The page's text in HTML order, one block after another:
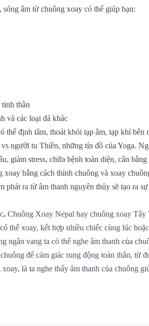
âm từ chuông xoay có thể giúp bạn:
thần
và các loại đá khác
thể định tâm, thoát khỏi tạp âm, tạp khí
người tu Thiền, những tín đồ của Yoga.
giảm stress, chữa bệnh toàn diện, cân
bằng cách thỉnh chuông và xoay
phát ra từ âm thanh nguyên thủy sẽ tạo ra
, Chuông Xoay Nepal hay chuông xoay Tây
thể xoay, kết hợp nhiều chiếc cùng lúc
ngân vang ta có thể nghe âm thanh của
để cảm giác rung động toàn thân, từ
là ta nghe thấy âm thanh của chuông